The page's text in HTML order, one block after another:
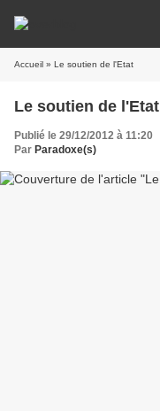
Accueil » Le soutien de l'Etat
Le soutien de l'Etat
Publié le 29/12/2012 à 11:20
Par Paradoxe(s)